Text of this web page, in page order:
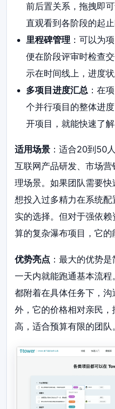
前后置关系，拖拽即
直观看到各阶段的起
里程碑管理 ：可以为
便在阶段评审时检查
示在时间线上，进度状
多项目进度汇总：在
个并行项目的整体进
开项目，就能快速了
适用场景 ：适合20到50
互联网产品研发、市场
理场景。如果团队需要
想投入过多精力在系统
实的选择。但对于强依
算的复杂瀑布项目，它的
优势亮点 ：最大的优势
一天内就能跑通基本流
都附着在具体任务下，
外，它的价格相对亲民
高，适合预算有限的团队